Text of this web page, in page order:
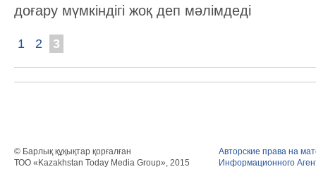
доғару мүмкіндігі жоқ деп мәлімдеді
1 2 3
© Барлық құқықтар қорғалған
ТОО «Kazakhstan Today Media Group», 2015
Авторские права на
Информационного